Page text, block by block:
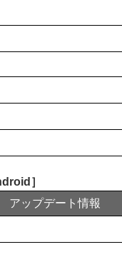
］
アップデート情報